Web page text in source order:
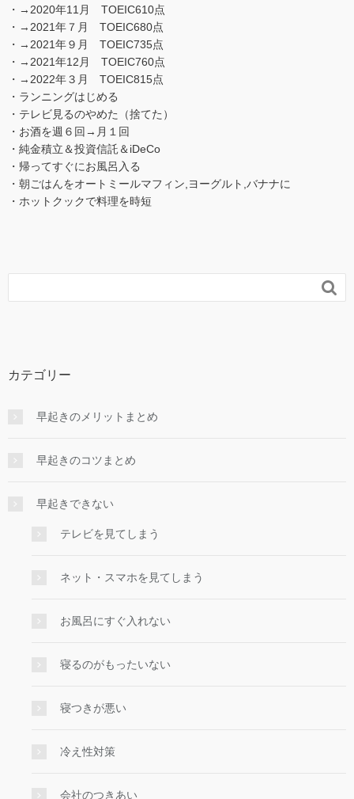
・→2020年11月 TOEIC610点
・→2021年７月 TOEIC680点
・→2021年９月 TOEIC735点
・→2021年12月 TOEIC760点
・→2022年３月 TOEIC815点
・ランニングはじめる
・テレビ見るのやめた（捨てた）
・お酒を週６回→月１回
・純金積立＆投資信託＆iDeCo
・帰ってすぐにお風呂入る
・朝ごはんをオートミールマフィン,ヨーグルト,バナナに
・ホットクックで料理を時短

カテゴリー
早起きのメリットまとめ
早起きのコツまとめ
早起きできない
テレビを見てしまう
ネット・スマホを見てしまう
お風呂にすぐ入れない
寝るのがもったいない
寝つきが悪い
冷え性対策
会社のつきあい